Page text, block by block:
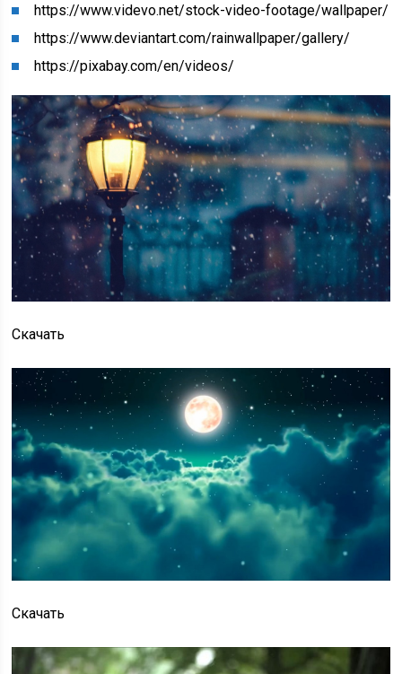
https://www.videvo.net/stock-video-footage/wallpaper/
https://www.deviantart.com/rainwallpaper/gallery/
https://pixabay.com/en/videos/
Скачать
Скачать